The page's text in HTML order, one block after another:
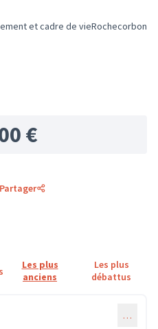
résultats de la catégorie :
et cadre de vieFiltrer les
Rochecorbon
€
Partager
Les plus
anciens
Les plus
débattus
…